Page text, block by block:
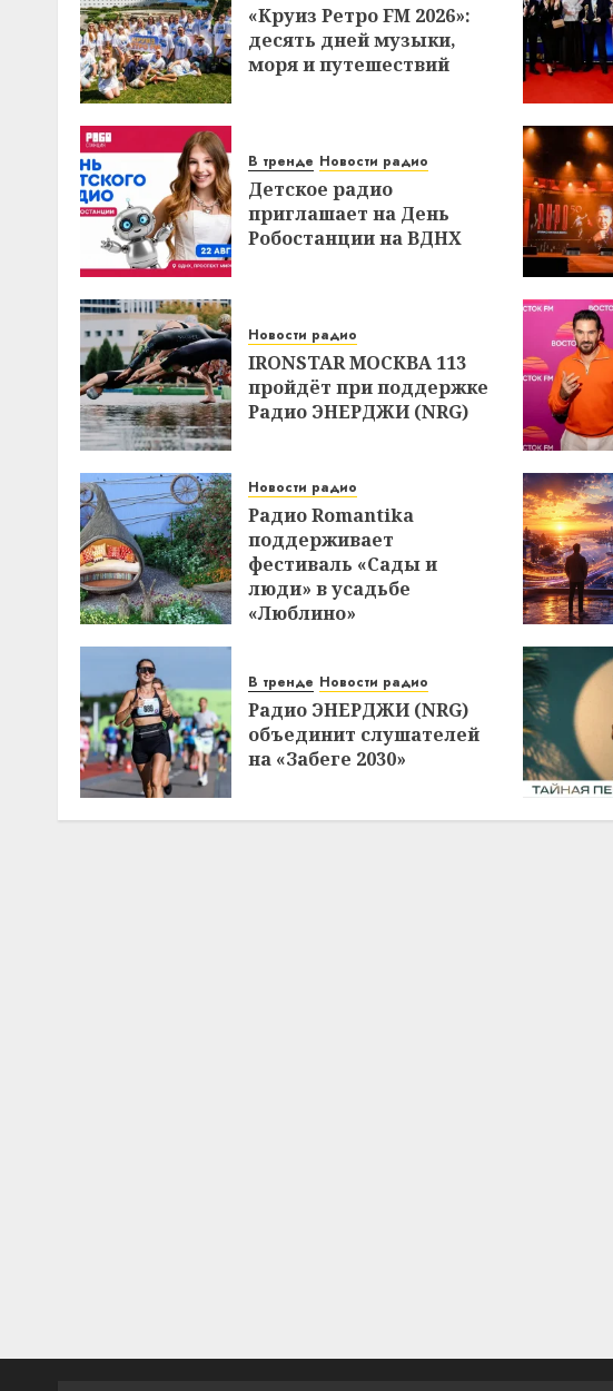
«Круиз Ретро FM 2026»:
десять дней музыки,
моря и путешествий
В тренде Новости радио
Детское радио
приглашает на День
Робостанции на ВДНХ
Новости радио
IRONSTAR МОСКВА 113
пройдёт при поддержке
Радио ЭНЕРДЖИ (NRG)
Новости радио
Радио Romantika
поддерживает
фестиваль «Сады и
люди» в усадьбе
«Люблино»
В тренде Новости радио
Радио ЭНЕРДЖИ (NRG)
объединит слушателей
на «Забеге 2030»